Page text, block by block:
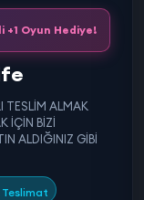
Oyun Hediye!
ALMAK
İÇİN BİZİ
ALDIĞINIZ GİBİ